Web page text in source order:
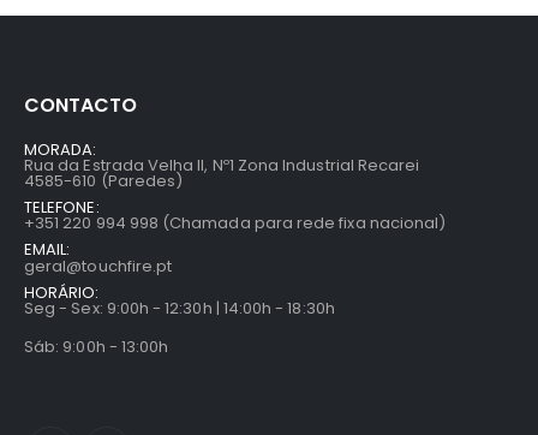
CONTACTO
MORADA:
Rua da Estrada Velha II, Nº1 Zona Industrial Recarei
4585-610 (Paredes)
TELEFONE:
+351 220 994 998 (Chamada para rede fixa nacional)
EMAIL:
geral@touchfire.pt
HORÁRIO:
Seg - Sex: 9:00h - 12:30h | 14:00h - 18:30h
Sáb: 9:00h - 13:00h